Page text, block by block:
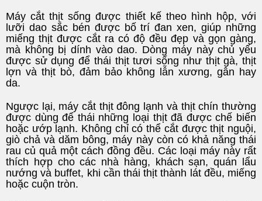
Máy cắt thịt sống được thiết kế theo hình hộp, với
lưỡi dao sắc bén được bố trí đan xen, giúp những
miếng thịt được cắt ra có độ đều đẹp và gọn gàng,
mà không bị dính vào dao. Dòng máy này chủ yếu
được sử dụng để thái thịt tươi sống như thịt gà, thịt
lợn và thịt bò, đảm bảo không lẫn xương, gân hay
da.
Ngược lại, máy cắt thịt đông lạnh và thịt chín thường
được dùng để thái những loại thịt đã được chế biến
hoặc ướp lạnh. Không chỉ có thể cắt được thịt nguội,
giò chả và dăm bông, máy này còn có khả năng thái
rau củ quả một cách đồng đều. Các loại máy này rất
thích hợp cho các nhà hàng, khách sạn, quán lẩu
nướng và buffet, khi cần thái thịt thành lát đều, miếng
hoặc cuộn tròn.